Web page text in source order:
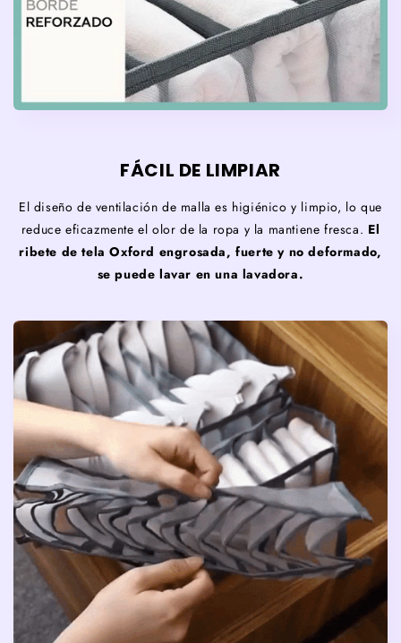
FÁCIL DE LIMPIAR
El diseño de ventilación de malla es higiénico y limpio, lo que
reduce eficazmente el olor de la ropa y la mantiene fresca. El
ribete de tela Oxford engrosada, fuerte y no deformado,
se puede lavar en una lavadora.